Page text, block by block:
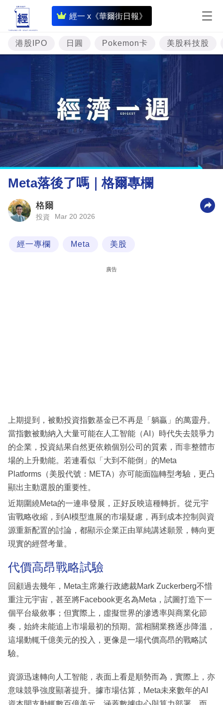
經一 x《華爾街日報》
即
時
財
經
專
題
投
資
樓
市
理
財
業
閱
專
區
港股IPO 日圓 Pokemon卡 美股科技股
Meta落後了嗎｜格爾專欄
格爾
投資 Mar 20 2026
經一專欄 Meta 美股
廣告
上期提到，被動投資指數基金已不再是「躺贏」的萬靈丹。
當指數被動納入大量可能在人工智能（AI）時代失去競爭力
的企業，投資結果自然更依賴個別公司的質素，而非整體市
場的上升動能。若連看似「大到不能倒」的Meta
Platforms（美股代號：META）亦可能面臨轉型考驗，更凸
顯出主動選股的重要性。
近期圍繞Meta的一連串發展，正好反映這種轉折。從元宇
宙戰略收縮，到AI模型進展的市場疑慮，再到成本控制與資
源重新配置的討論，都顯示企業正由單純講述願景，轉向更
現實的經營考量。
代價高昂戰略試驗
回顧過去幾年，Meta主席兼行政總裁Mark Zuckerberg不惜
重注元宇宙，甚至將Facebook更名為Meta，試圖打造下一
個平台級敘事；但實際上，虛擬世界的滲透率與商業化節
奏，始終未能追上市場最初的預期。當相關業務逐步降溫，
這場動輒千億美元的投入，更像是一場代價高昂的戰略試
驗。
資源迅速轉向人工智能，表面上看是順勢而為，實際上，亦
意味競爭強度顯著提升。據市場估算，Meta未來數年的AI